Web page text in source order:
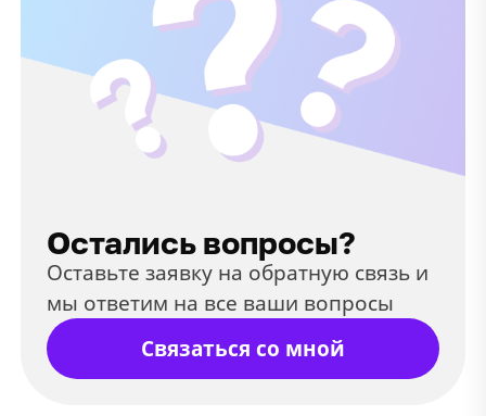
Остались вопросы?
Оставьте заявку на обратную связь и
мы ответим на все ваши вопросы
Связаться со мной